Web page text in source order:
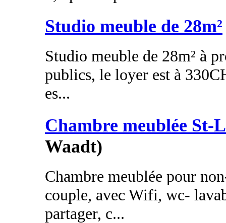
Studio meuble de 28m²
Studio meuble de 28m² à
publics, le loyer est à
es...
Chambre meublée St-
Waadt)
Chambre meublée pour
couple, avec Wifi, wc-
partager, c...